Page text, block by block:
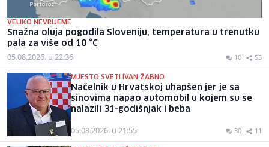
VELIKO NEVRIJEME
Snažna oluja pogodila Sloveniju, temperatura u trenutku
pala za više od 10 °C
05.08.2026. u 22:36 10 55
MJESTO SVETI IVAN ŽABNO
Načelnik u Hrvatskoj uhapšen jer je sa
sinovima napao automobil u kojem su se
nalazili 31-godišnjak i beba
05.08.2026. u 21:55 30 11